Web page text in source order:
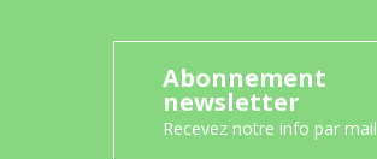
Abonnement
newsletter
Recevez notre info par mail